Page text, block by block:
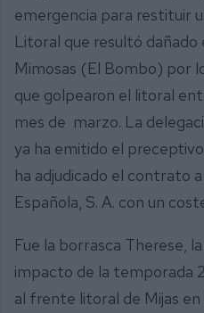
emergencia para restituir
Litoral que resultó dañado
Mimosas (El Bombo) por
que golpearon el litoral
mes de marzo. La
ya ha emitido el
ha adjudicado el contrato
Española, S. A. con un
Fue la borrasca Therese,
impacto de la temporada
al frente litoral de Mijas en